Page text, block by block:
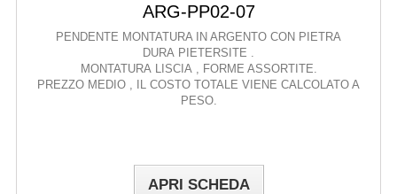
ARG-PP02-07
PENDENTE MONTATURA IN ARGENTO CON PIETRA
DURA PIETERSITE .
MONTATURA LISCIA , FORME ASSORTITE.
PREZZO MEDIO , IL COSTO TOTALE VIENE CALCOLATO A
PESO.
APRI SCHEDA